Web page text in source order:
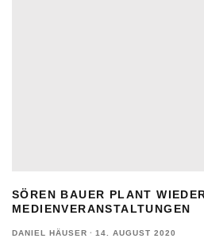
SÖREN BAUER PLANT WIEDER
EDIENVERANSTALTUNGEN
DANIEL HÄUSER · 14. AUGUST 2020